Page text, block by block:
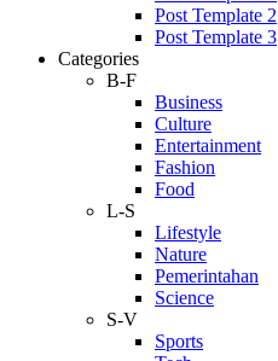
Post Template 2
Post Template 3
Categories
B-F
Business
Culture
Entertainment
Fashion
Food
L-S
Lifestyle
Nature
Pemerintahan
Science
S-V
Sports